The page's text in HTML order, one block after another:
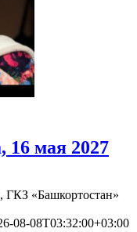
мая 2027
«Башкортостан»
08-08T03:32:00+03:00